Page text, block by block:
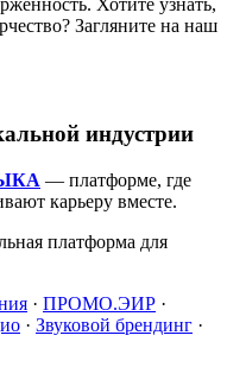
Хотите узнать,
Загляните на наш
индустрии
— платформе, где
карьеру вместе.
платформа для
· ПРОМО.ЭИР ·
· Звуковой брендинг ·